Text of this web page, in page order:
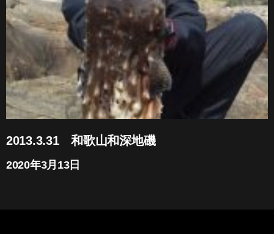
2013.3.31 和歌山和深地磯
2020年3月13日